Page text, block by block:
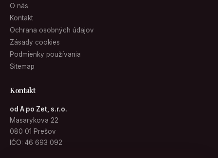
O nás
Kontakt
Ochrana osobných údajov
Zásady cookies
Podmienky používania
Sitemap
Kontakt
od A po Zet, s.r.o.
Masarykova 22
080 01 Prešov
IČO: 46 693 092